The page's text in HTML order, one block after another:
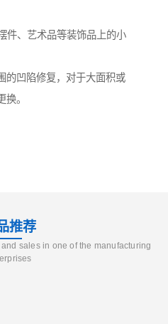
件、艺术品等装饰品上的小
的凹陷修复，对于大面积或
。
推荐
sales in one of the manufacturing